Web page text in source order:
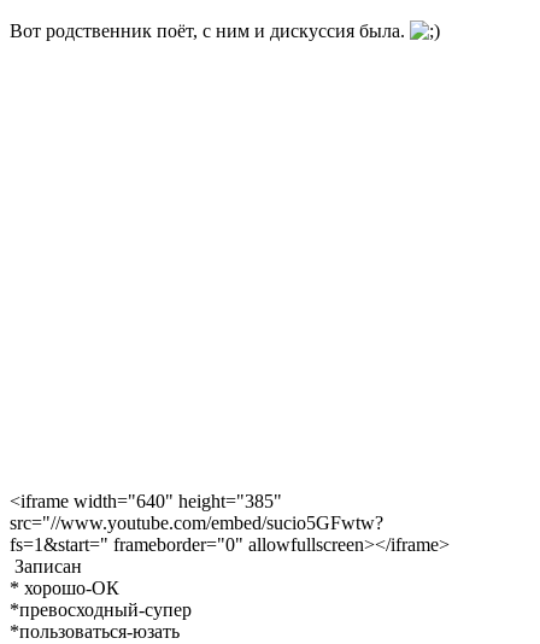
Вот родственник поёт, с ним и дискуссия была.
<iframe width="640" height="385"
src="//www.youtube.com/embed/sucio5GFwtw?
fs=1&start=" frameborder="0" allowfullscreen></iframe>
Записан
* хорошо-ОК
*превосходный-супер
*пользоваться-юзать